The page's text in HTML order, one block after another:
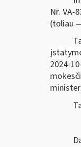
Nr. VA-
(toliau
2024-